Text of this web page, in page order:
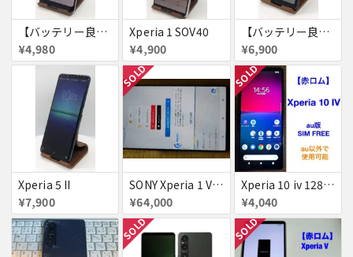
【バッテリー良好】Xperia XZ3
¥4,980
Xperia 1 SOV40
¥4,900
【バッテリー良好・SIMロック解除済】Xperia AceⅡ
¥6,900
Xperia 5 II
¥7,900
SOLD
SONY Xperia 1 VI XQ-EC44 SIMフリー 12GB/512GB ブラック + Style Cover
¥64,000
SOLD
Xperia 10 iv 128GB 赤ロム
¥4,040
SOLD SOLD